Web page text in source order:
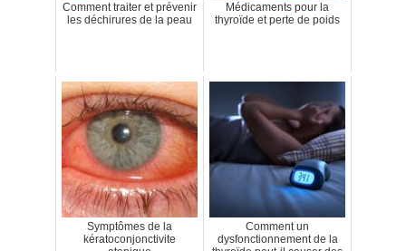
Comment traiter et prévenir
les déchirures de la peau
Médicaments pour la
thyroïde et perte de poids
Symptômes de la
kératoconjonctivite
Comment un
dysfonctionnement de la